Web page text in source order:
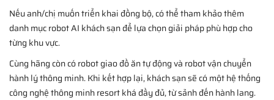
Nếu anh/chị muốn triển khai đồng bộ, có thể tham khảo thêm
danh mục robot AI khách sạn để lựa chọn giải pháp phù hợp cho
từng khu vực.
Cùng hãng còn có robot giao đồ ăn tự động và robot vận chuyển
hành lý thông minh. Khi kết hợp lại, khách sạn sẽ có một hệ thống
công nghệ thông minh resort khá đầy đủ, từ sảnh đến hành lang.